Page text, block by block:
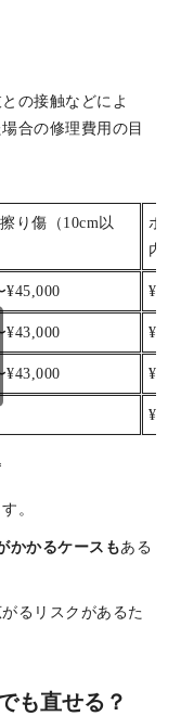
の接触などによ
合の修理費用の目
り傷（10cm以
ボ
内）
¥45,000
¥43,000
¥43,000
。
かかるケースもある
るリスクがあるた
も直せる？